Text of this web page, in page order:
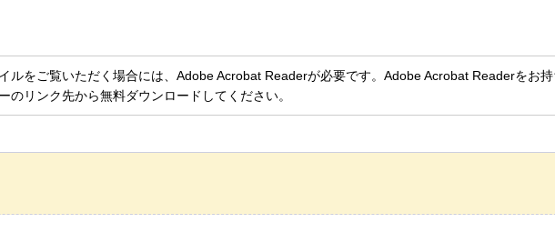
ルをご覧いただく場合には、Adobe Acrobat Readerが必要です。Adobe Acrobat Readerをお
のリンク先から無料ダウンロードしてください。